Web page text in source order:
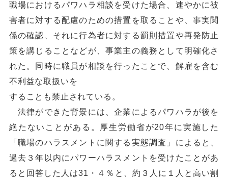
職場におけるパワハラ相談を受けた場合、速やかに被
害者に対する配慮のための措置を取ることや、事実関
係の確認、それに行為者に対する罰則措置や再発防止
策を講じることなどが、事業主の義務として明確化さ
れた。同時に職員が相談を行ったことで、解雇を含む
不利益な取扱いを
することも禁止されている。
法律ができた背景には、企業によるパワハラが後を
絶たないことがある。厚生労働省が20年に実施した
「職場のハラスメントに関する実態調査」によると、
過去３年以内にパワーハラスメントを受けたことがあ
ると回答した人は31・４％と、約３人に１人と高い割